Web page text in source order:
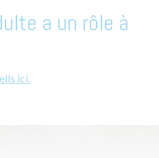
a un rôle à
ici.